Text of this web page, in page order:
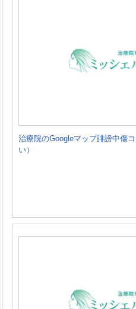
治療院のGoogleマップ誹謗中傷
い）